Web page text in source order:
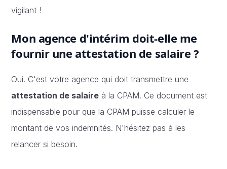
vigilant !
Mon agence d'intérim doit-elle me
fournir une attestation de salaire ?
Oui. C'est votre agence qui doit transmettre une
attestation de salaire à la CPAM. Ce document est
indispensable pour que la CPAM puisse calculer le
montant de vos indemnités. N'hésitez pas à les
relancer si besoin.